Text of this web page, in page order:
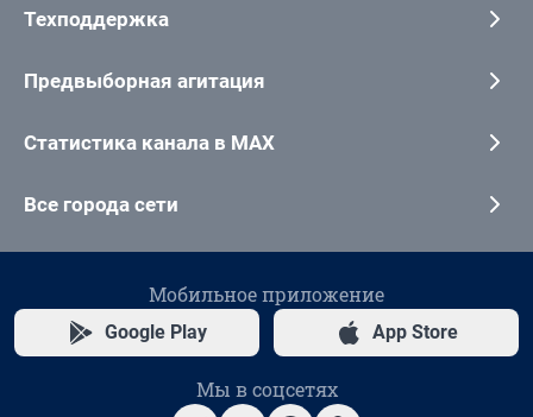
Техподдержка
Предвыборная агитация
Статистика канала в MAX
Все города сети
Мобильное приложение
Google Play App Store
Мы в соцсетях